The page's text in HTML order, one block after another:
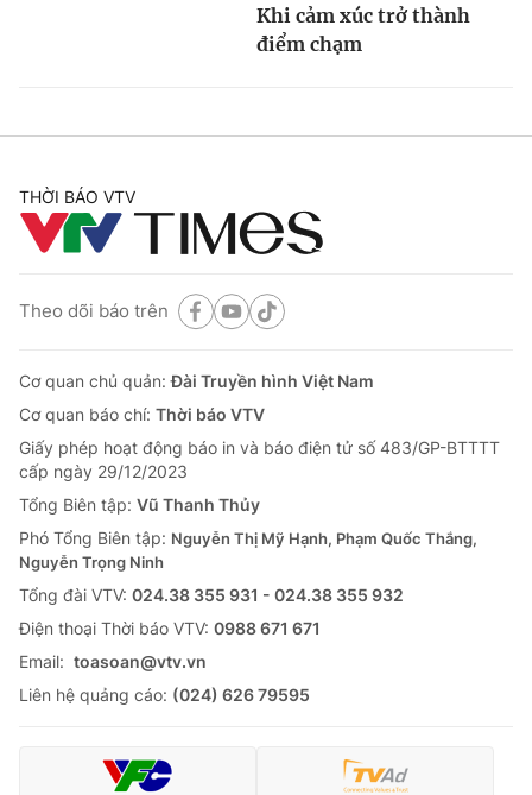
Khi cảm xúc trở thành
điểm chạm
THỜI BÁO VTV
Theo dõi báo trên
Cơ quan chủ quản:Đài Truyền hình Việt Nam
Cơ quan báo chí: Thời báo VTV
Giấy phép hoạt động báo in và báo điện tử số 483/GP-BTTTT
cấp ngày 29/12/2023
Tổng Biên tập: Vũ Thanh Thủy
Phó Tổng Biên tập: Nguyễn Thị Mỹ Hạnh, Phạm Quốc Thắng,
Nguyễn Trọng Ninh
Tổng đài VTV: 024.38 355 931 - 024.38 355 932
Ðiện thoại Thời báo VTV: 0988 671 671
Email: toasoan@vtv.vn
Liên hệ quảng cáo: (024) 626 79595